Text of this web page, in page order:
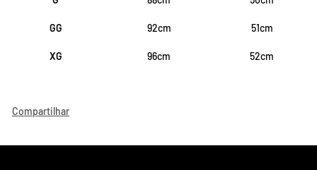
GG 92cm 51cm
XG 96cm 52cm
Compartilhar